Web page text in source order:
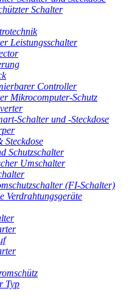
Schalter
Leistungsschalter
Controller
Mikrocomputer-Schutz
Schalter und -Steckdose
Steckdose
Schutzschalter
Umschalter
(FI-Schalter)
Verdrahtungsgeräte
Typ